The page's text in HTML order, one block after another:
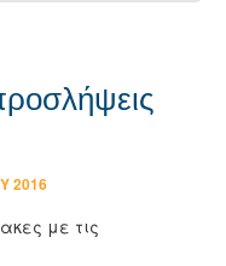
2016
με τις